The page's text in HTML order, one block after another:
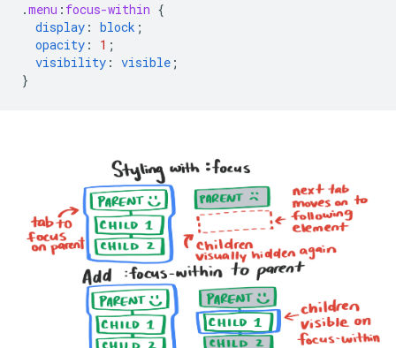
.menu : focus-within {
display : block ;
opacity : 1 ;
visibility : visible ;
}